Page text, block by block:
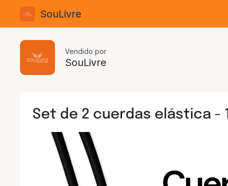
SouLivre
Vendido por
SouLivre
Set de 2 cuerdas elástica -